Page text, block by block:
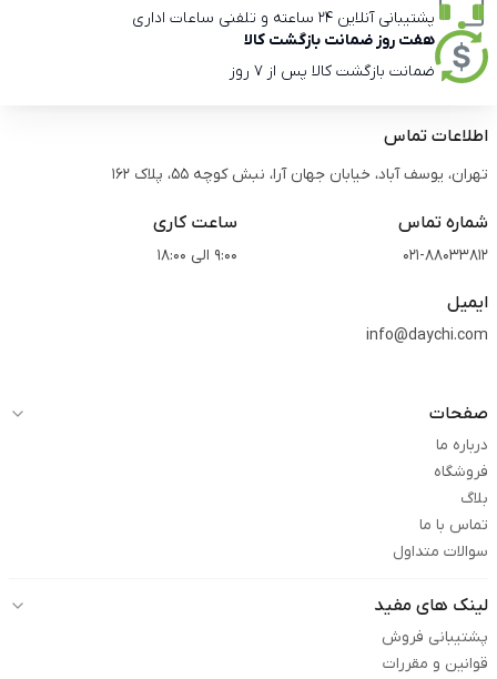
پشتیبانی آنلاین 24 ساعته و تلفنی ساعات اداری
هفت روز ضمانت بازگشت کالا
ضمانت بازگشت کالا پس از 7 روز
اطلاعات تماس
تهران، یوسف آباد، خیابان جهان آرا، نبش کوچه 55، پلاک 162
شماره تماس
021-88033812
ساعت کاری
9:00 الی 18:00
ایمیل
info@daychi.com
صفحات
درباره ما
فروشگاه
بلاگ
تماس با ما
سوالات متداول
لینک های مفید
پشتیبانی فروش
قوانین و مقررات